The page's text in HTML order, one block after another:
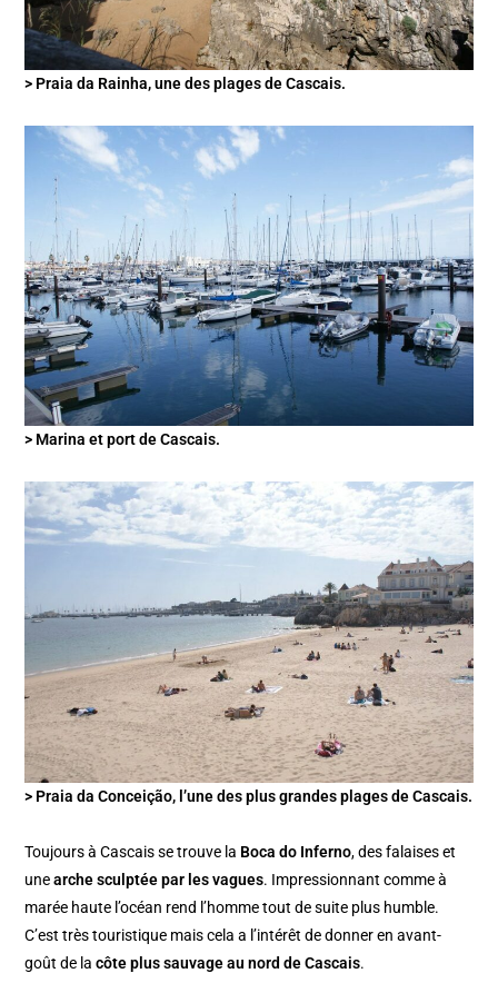
> Praia da Rainha, une des plages de Cascais.
> Marina et port de Cascais.
> Praia da Conceição, l’une des plus grandes plages de Cascais.
Toujours à Cascais se trouve la Boca do Inferno, des falaises et
unearche sculptée par les vagues. Impressionnant comme à
marée haute l’océan rend l’homme tout de suite plus humble.
C’est très touristique mais cela a l’intérêt de donner en avant-
goût de lacôte plus sauvage au nord de Cascais.